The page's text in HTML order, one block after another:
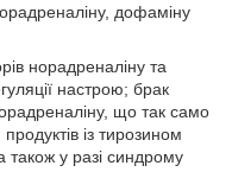
дофаміну
норадреналіну та
настрою; брак
що так само
із тирозином
також у разі синдрому